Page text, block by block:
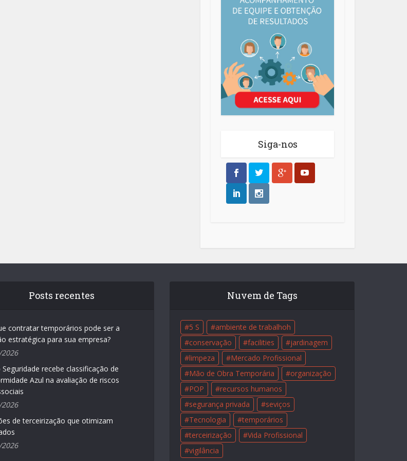
Siga-nos
Posts recentes
contratar temporários pode ser a
estratégica para sua empresa?
Seguridade recebe classificação de
Azul na avaliação de riscos
de terceirização que otimizam
Nuvem de Tags
5 S
ambiente de trabalhoh
conservação
facilities
jardinagem
limpeza
Mercado Profissional
Mão de Obra Temporária
organização
POP
recursos humanos
segurança privada
seviços
Tecnologia
temporários
terceirização
Vida Profissional
vigilância